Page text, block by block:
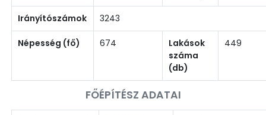
Irányítószámok 3243
Népesség (fő) 674
Lakások
száma
(db)
449
FŐÉPÍTÉSZ ADATAI